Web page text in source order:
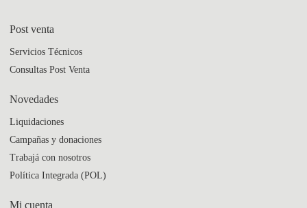
Post venta
Servicios Técnicos
Consultas Post Venta
Novedades
Liquidaciones
Campañas y donaciones
Trabajá con nosotros
Política Integrada (POL)
Mi cuenta